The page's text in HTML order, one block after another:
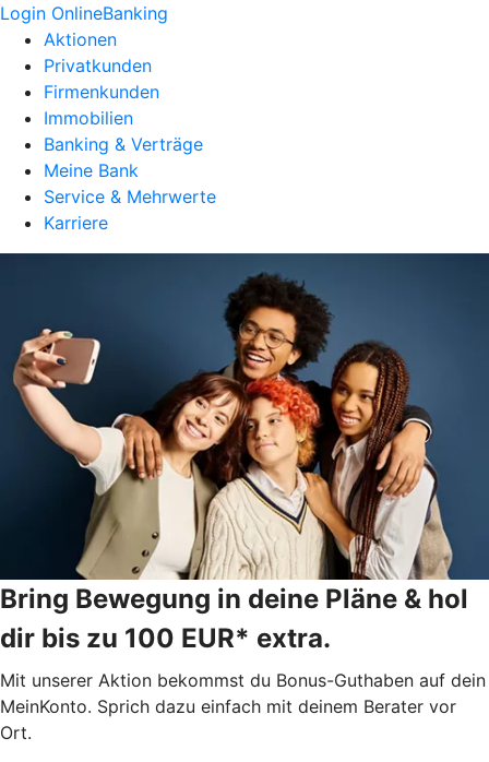
Login OnlineBanking
Aktionen
Privatkunden
Firmenkunden
Immobilien
Banking & Verträge
Meine Bank
Service & Mehrwerte
Karriere
Bring Bewegung in deine Pläne & hol
dir bis zu 100 EUR* extra.
Mit unserer Aktion bekommst du Bonus-Guthaben auf dein
MeinKonto. Sprich dazu einfach mit deinem Berater vor
Ort.